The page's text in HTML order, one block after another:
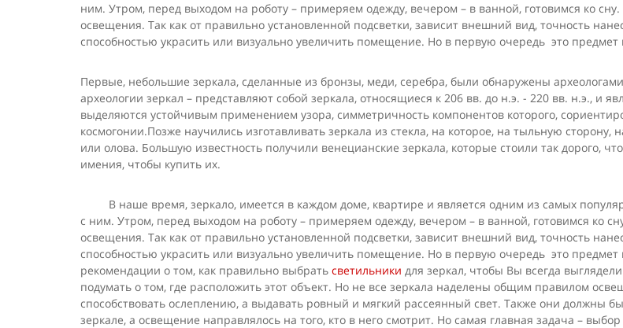
ним. Утром, перед выходом на роботу – примеряем одежду, вечером – в ванной, готовимся ко
освещения. Так как от правильно установленной подсветки, зависит внешний вид, точность
способностью украсить или визуально увеличить помещение. Но в первую очередь это предмет
Первые, небольшие зеркала, сделанные из бронзы, меди, серебра, были обнаружены
археологии зеркал – представляют собой зеркала, относящиеся к 206 вв. до н.э. - 220 вв. н.э., и
выделяются устойчивым применением узора, симметричность компонентов которого,
космогонии.Позже научились изготавливать зеркала из стекла, на которое, на тыльную сторону,
или олова. Большую известность получили венецианские зеркала, которые стоили так дорого,
имения, чтобы купить их.
В наше время, зеркало, имеется в каждом доме, квартире и является одним из самых
с ним. Утром, перед выходом на роботу – примеряем одежду, вечером – в ванной, готовимся ко
освещения. Так как от правильно установленной подсветки, зависит внешний вид, точность
способностью украсить или визуально увеличить помещение. Но в первую очередь это
рекомендации о том, как правильно выбрать светильники для зеркал, чтобы Вы всегда
подумать о том, где расположить этот объект. Но не все зеркала наделены общим правилом
способствовать ослеплению, а выдавать ровный и мягкий рассеянный свет. Также они должны
зеркале, а освещение направлялось на того, кто в него смотрит. Но самая главная задача –